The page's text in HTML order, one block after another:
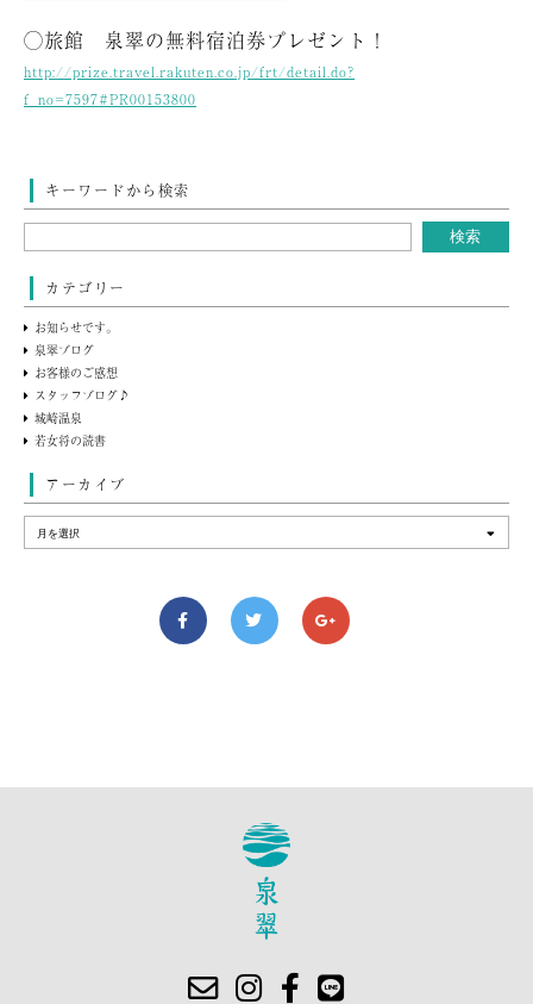
◯旅館 泉翠の無料宿泊券プレゼント！
http://prize.travel.rakuten.co.jp/frt/detail.do?
f_no=7597#PR00153800
キーワードから検索
カテゴリー
お知らせです。
泉翠ブログ
お客様のご感想
スタッフブログ♪
城崎温泉
若女将の読書
アーカイブ